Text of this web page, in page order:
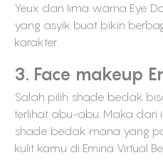
Yeux dan lima warna Eye
yang asyik buat bikin
karakter.
3. Face makeup
Salah pilih shade bedak
terlihat abu-abu. Maka dari
shade bedak mana yang
kulit kamu di Emina Virtual